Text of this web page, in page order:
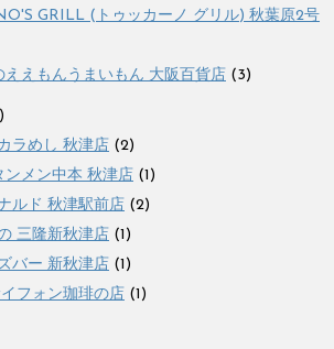
GRILL (トゥッカーノ グリル) 秋葉原2号
ええもんうまいもん 大阪百貨店 (3)
ラめし 秋津店 (2)
ンメン中本 秋津店 (1)
ルド 秋津駅前店 (2)
三隆新秋津店 (1)
バー 新秋津店 (1)
フォン珈琲の店 (1)